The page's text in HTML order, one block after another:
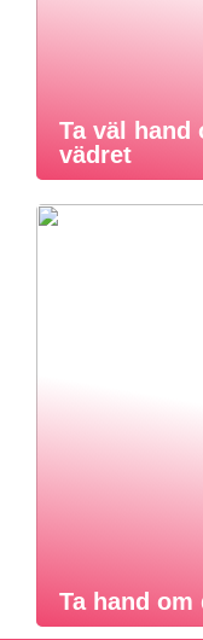
Ta väl
vädret
Ta hand